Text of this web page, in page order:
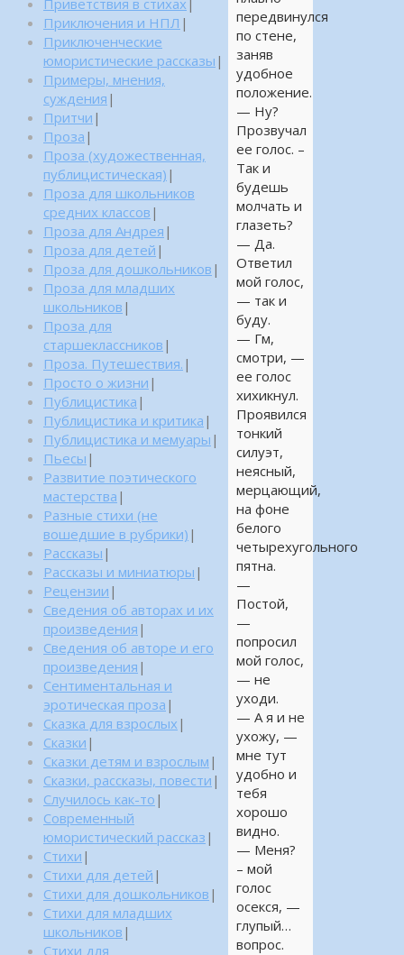
передвинулся
по стене,
заняв
удобное
положение.
— Ну?
Прозвучал
ее голос. –
Так и
будешь
молчать и
глазеть?
— Да.
Ответил
мой голос,
— так и
буду.
— Гм,
смотри, —
ее голос
хихикнул.
Проявился
тонкий
силуэт,
неясный,
мерцающий,
на фоне
белого
четырехугольного
пятна.
—
Постой,
—
попросил
мой голос,
— не
уходи.
— А я и не
ухожу, —
мне тут
удобно и
тебя
хорошо
видно.
— Меня?
– мой
голос
осекся, —
глупый…
вопрос.
Приветствия в стихах
Приключения и НПЛ |
Приключенческие
юмористические рассказы |
Примеры, мнения,
суждения |
Притчи |
Проза |
Проза (художественная,
публицистическая) |
Проза для школьников
средних классов |
Проза для Андрея |
Проза для детей |
Проза для дошкольников |
Проза для младших
школьников |
Проза для
старшеклассников |
Проза. Путешествия. |
Просто о жизни |
Публицистика |
Публицистика и критика |
Публицистика и мемуары |
Пьесы |
Развитие поэтического
мастерства |
Разные стихи (не
вошедшие в рубрики) |
Рассказы |
Рассказы и миниатюры |
Рецензии |
Сведения об авторах и их
произведения |
Сведения об авторе и его
произведения |
Сентиментальная и
эротическая проза |
Сказка для взрослых |
Сказки |
Сказки детям и взрослым |
Сказки, рассказы, повести |
Случилось как-то |
Современный
юмористический рассказ |
Стихи |
Стихи для детей |
Стихи для дошкольников |
Стихи для младших
школьников |
Стихи для